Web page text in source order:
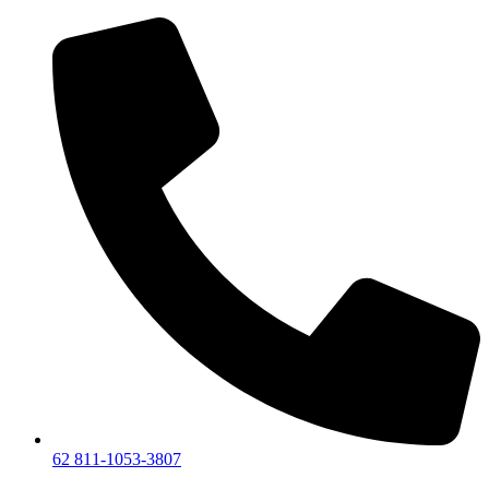
konten
62 811-1053-3807